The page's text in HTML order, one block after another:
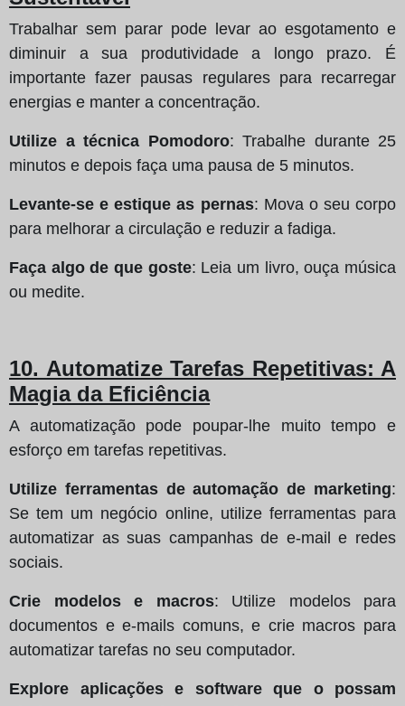
Trabalhar sem parar pode levar ao esgotamento e
diminuir a sua produtividade a longo prazo. É
importante fazer pausas regulares para recarregar
energias e manter a concentração.
Utilize a técnica Pomodoro: Trabalhe durante 25
minutos e depois faça uma pausa de 5 minutos.
Levante-se e estique as pernas: Mova o seu corpo
para melhorar a circulação e reduzir a fadiga.
Faça algo de que goste: Leia um livro, ouça música
ou medite.
10. Automatize Tarefas Repetitivas: A
Magia da Eficiência
A automatização pode poupar-lhe muito tempo e
esforço em tarefas repetitivas.
Utilize ferramentas de automação de marketing:
Se tem um negócio online, utilize ferramentas para
automatizar as suas campanhas de e-mail e redes
sociais.
Crie modelos e macros: Utilize modelos para
documentos e e-mails comuns, e crie macros para
automatizar tarefas no seu computador.
Explore aplicações e software que o possam